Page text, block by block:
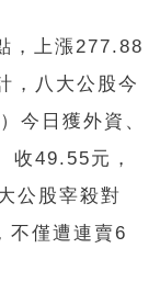
，上漲277.88
，八大公股今
今日獲外資、
收49.55元，
公股宰殺對
不僅遭連賣6